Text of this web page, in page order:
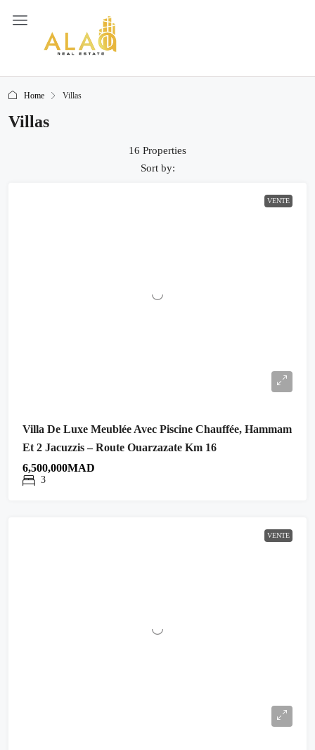
Home Villas
Villas
16 Properties
Sort by:
VENTE
Villa De Luxe Meublée Avec Piscine Chauffée, Hammam
Et 2 Jacuzzis – Route Ouarzazate Km 16
6,500,000MAD
3
VENTE